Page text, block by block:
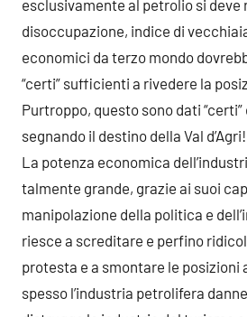
esclusivamente al petrolio si deve
disoccupazione, indice di
economici da terzo mondo
“certi” sufficienti a rivedere la
Purtroppo, questo sono dati “certi”
segnando il destino della Val d’Agri!
La potenza economica
talmente grande, grazie ai suoi
manipolazione della politica e
riesce a screditare e perfino
protesta e a smontare le posizioni
spesso l’industria petrolifera